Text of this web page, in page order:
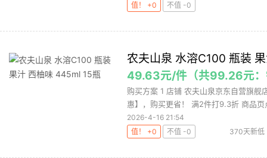
值！ +0
不值 -0
农夫山泉 水溶C100 瓶装
49.63元/件（共99.26元：
购买方案 1 店铺 农夫山泉京东自营旗
惠】，购买更省！ 满2件打9.3折 商品页
2026-4-16 21:54
值！ +0
不值 -0
370天新低